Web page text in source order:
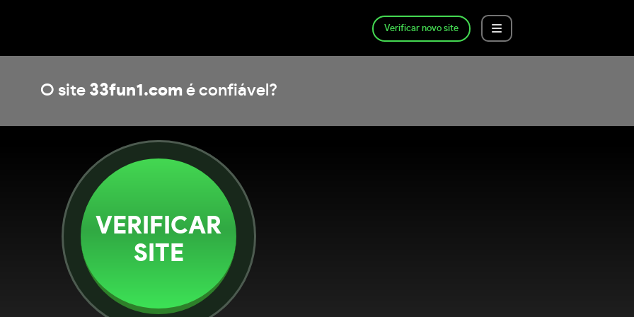
Verificar novo site
O site 33fun1.comé confiável?
VERIFICAR
SITE